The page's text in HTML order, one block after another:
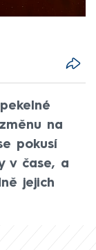
na
pokusí
v čase, a
jejich